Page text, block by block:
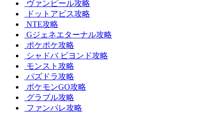
ヴァンピール攻略
ドットアビス攻略
NTE攻略
Gジェネエターナル攻略
ポケポケ攻略
シャドバ ビヨンド攻略
モンスト攻略
パズドラ攻略
ポケモンGO攻略
グラブル攻略
ファンパレ攻略